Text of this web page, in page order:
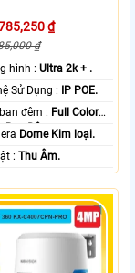
₫
₫
hình :Ultra 2k + .
🌠 Công Nghệ Sử Dụng : IP POE.
✪ Hình ảnh ban đêm : Full Color
Ban Ðêm.
Dome Kim loại.
️ƒ Điểm Nỗi Bật :Thu Âm.